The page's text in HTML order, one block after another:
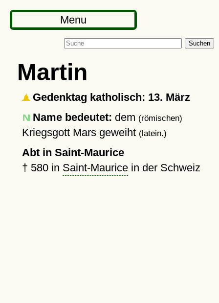
Menu
Suchen
Martin
Gedenktag katholisch: 13. März
Name bedeutet: dem (römischen)
Kriegsgott Mars geweiht (latein.)
Abt in Saint-Maurice
† 580in Saint-Mauricein der Schweiz